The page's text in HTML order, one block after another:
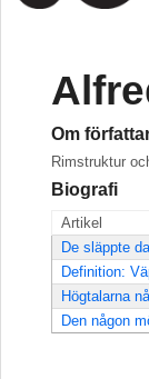
Om
Rimstruktur
Biografi
Artikel
De släppte
Definition:
Högtalarna
Den någon